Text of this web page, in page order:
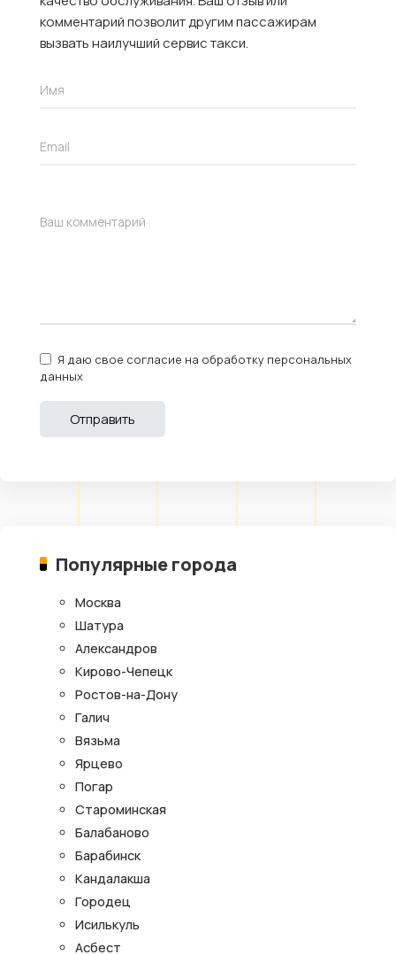
комментарий позволит другим пассажирам
вызвать наилучший сервис такси.
Я даю свое согласие на обработку персональных
данных
Популярные города
Москва
Шатура
Александров
Кирово-Чепецк
Ростов-на-Дону
Галич
Вязьма
Ярцево
Погар
Староминская
Балабаново
Барабинск
Кандалакша
Городец
Исилькуль
Асбест